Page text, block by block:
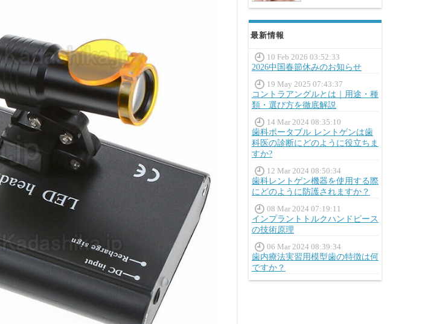
最新情報
10 Feb 2026 03:52:33
2026中国春節休みのお知らせ
19 May 2025 07:43:37
コントラアングルとは｜用途・種
類・選び方を徹底解説
14 Mar 2024 08:35:10
歯科ポータブル レントゲンは歯
科医の診断にどのように役立ちま
すか?
12 Mar 2024 08:50:34
歯科レントゲン機器を使用する際
にどのように防護されますか？
08 Mar 2024 07:19:11
インプラントトルクハンドピース
の技術原理
06 Mar 2024 08:39:34
歯内療法実習用模型歯の特徴は何
ですか？